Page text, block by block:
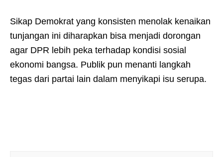
Sikap Demokrat yang konsisten menolak kenaikan
tunjangan ini diharapkan bisa menjadi dorongan
agar DPR lebih peka terhadap kondisi sosial
ekonomi bangsa. Publik pun menanti langkah
tegas dari partai lain dalam menyikapi isu serupa.